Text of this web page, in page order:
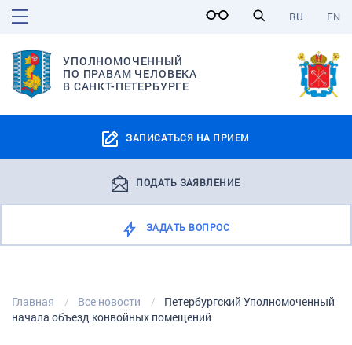
EN
RU
УПОЛНОМОЧЕННЫЙ
ПО ПРАВАМ ЧЕЛОВЕКА
В САНКТ-ПЕТЕРБУРГЕ
ЗАПИСАТЬСЯ НА ПРИЕМ
ПОДАТЬ ЗАЯВЛЕНИЕ
ЗАДАТЬ ВОПРОС
Главная Все новости
Петербургский Уполномоченный
начала объезд конвойных помещений